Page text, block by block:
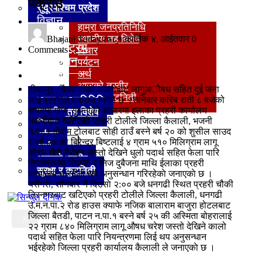
अन्य
हाम्रा जनप्रतिनिधि
स्थानीय तह विशेष
विचार
पर्यटन
अर्थ
आजको तस्वीर
सुरक्षा र कुटनिती
X
सुदूरपश्‍चिम प्रदेश
विज्ञान
प्रविधि
अन्तर्राष्ट्रिय
मनोरञ्जन
खेलकुद
अन्य
हाम्रा जनप्रतिनिधि
स्थानीय तह विशेष
विचार
पर्यटन
अर्थ
आजको तस्वीर
सुरक्षा र कुटनिती
पक्राउ
Bhajani Today२०८१ कार्तिक ४, आईतवार 0
Comments
टीकापुर / कैलालीको भजनीबाट लागुअाैषध सहित दुई जना
लाई प्रहरीले पक्राउ गरेकाे छ ।शनिबार करिब राती ८ बजेको
समयमा गोप्य सुचनाको आधारमा इलाका प्रहरी कार्यालय
भजनीबाट खटिएको प्रहरी टोलीले जिल्ला कैलाली, भजनी
न.पा.१ गोदाम टोलबाट सोही ठाउँ बस्ने बर्ष २० को शुसील साउद
र बर्ष २७ को बिरेन्द्र बिष्टलाई ४ ग्राम ५१० मिलिग्राम लागू
औषध खैरो हेरोइन जस्तो देखिने धुलो पदार्थ सहित फेला पारि
नियन्त्रणमा लिएको र निज दुबैजना माथि ईलाका प्रहरी
कार्यालय भजनीले थप अनुसन्धान गरिरहेकाे जनाएकाे छ ।
यसैगरी, शनिबार नै दिउसाे २:०० बजे धनगढी स्थित प्रहरी चौकी
त्रिनगरबाट खटिएको प्रहरी टोलीले जिल्ला कैलाली, धनगढी
उ.म.न.पा.२ रोड हाउस क्याफे नजिक बालाराम बाजुरा होटलबाट
जिल्ला बैतडी, पाटन न.पा.१ बस्ने बर्ष २५ की अस्मिता बोहरालाई
२२ ग्राम ८४० मिलिग्राम लागू औषध चरेश जस्तो देखिने कालो
पदार्थ सहित फेला पारि नियन्त्रणमा लिई थप अनुसन्धान
भईरहेको जिल्ला प्रहरी कार्यालय कैलाली ले जनाएकाे छ ।